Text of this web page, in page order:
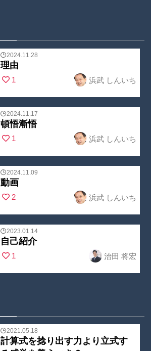
2024.11.28
理由
1 浜武 しんいち
2024.11.17
頓悟漸悟
1 浜武 しんいち
2024.11.09
動画
2 浜武 しんいち
2023.01.14
自己紹介
1 治田 将宏
2021.05.18
計算式を捻り出す力より立式す